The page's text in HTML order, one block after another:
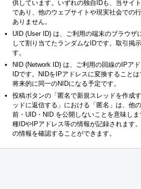
供しています。いずれの独自IDも、当サイ
であり、他のウェブサイトや現実社会での
ありません。
UID (User ID) は、ご利用の端末のブラウザ
して割り当てたランダムなIDです。取引掲
す。
NID (Network ID) は、ご利用の回線のIPア
IDです。NIDをIPアドレスに変換すること
将来的に同一のNIDになる予定です。
投稿ボタンの「匿名で新規スレッドを作成
ッドに返信する」における「匿名」は、他
前・UID・NID を公開しないことを意味し
種IDやIPアドレス等の情報が記録されます
の情報を確認することができます。